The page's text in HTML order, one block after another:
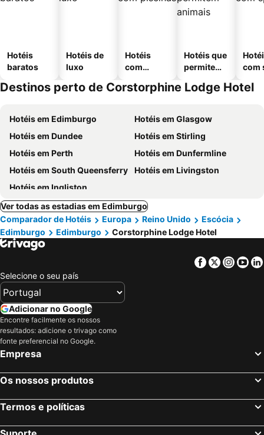
Hotéis
baratos
Hotéis de
luxo
Hotéis
com
Hotéis que
permitem
com
Destinos perto de Corstorphine Lodge Hotel
Hotéis em Edimburgo
Hotéis em Glasgow
Hotéis em Dundee
Hotéis em Stirling
Hotéis em Perth
Hotéis em Dunfermline
Hotéis em South Queensferry
Hotéis em Livingston
Hotéis em Ingliston
Ver todas as estadias em Edimburgo
Comparador de Hotéis
Europa Reino Unido
Escócia
Edimburgo
Edimburgo Corstorphine Lodge Hotel
Facebook
Twitter
Selecione o seu país
Adicionar no Google
Encontre facilmente os nossos
resultados: adicione o trivago como
fonte preferencial no Google.
Empresa
Os nossos produtos
Termos e políticas